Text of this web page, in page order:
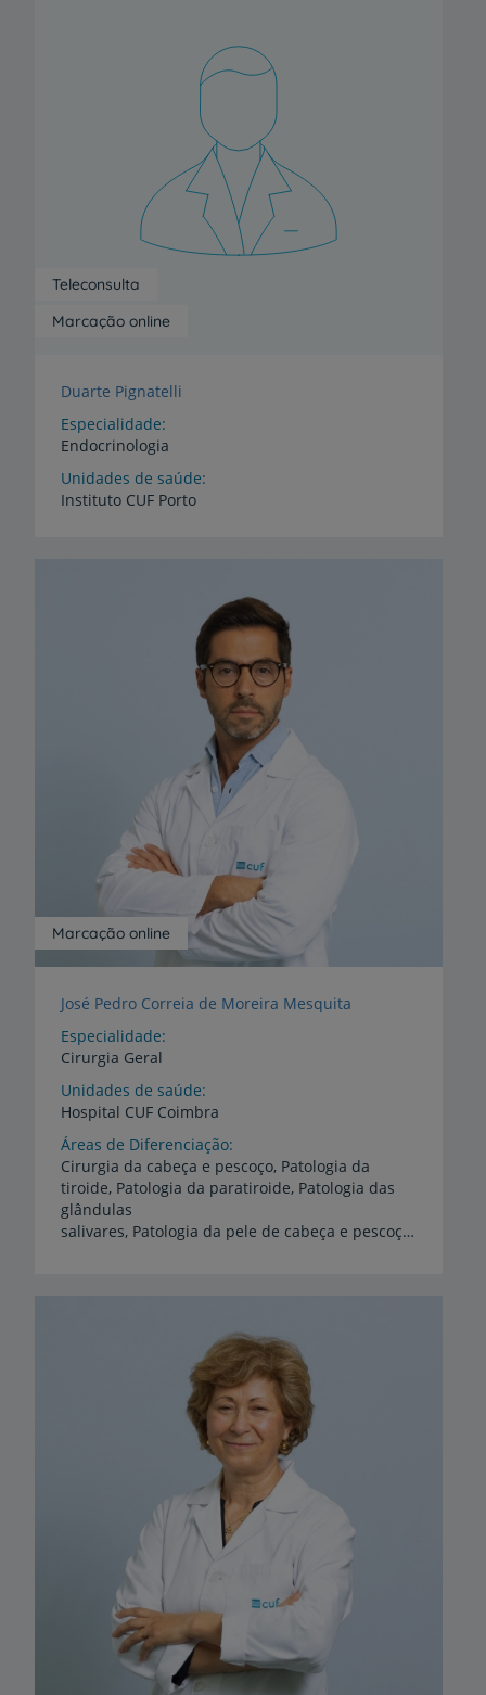
Marcação online
Teleconsulta
Duarte Pignatelli
Especialidade
Endocrinologia
Unidades de saúde
Instituto CUF Porto
Marcação online
José Pedro Correia de Moreira Mesquita
Especialidade
Cirurgia Geral
Unidades de saúde
Hospital CUF Coimbra
Áreas de Diferenciação
Cirurgia da cabeça e pescoço, Patologia da
tiroide, Patologia da paratiroide, Patologia das
glândulas
salivares, Patologia da pele de cabeça e pescoço, Medicina estética e antienvelhecimento facial